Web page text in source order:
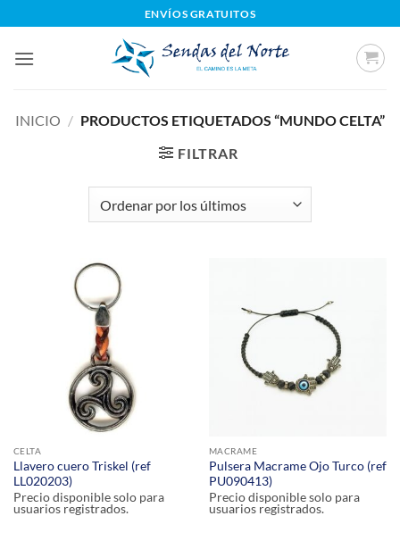
al
contenido
ENVÍOS GRATUITOS
INICIO / PRODUCTOS ETIQUETADOS “MUNDO CELTA”
FILTRAR
CELTA
Llavero cuero Triskel (ref
LL020203)
Precio disponible solo para
usuarios registrados.
MACRAME
Pulsera Macrame Ojo Turco (ref
PU090413)
Precio disponible solo para
usuarios registrados.